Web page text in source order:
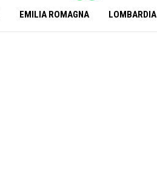
EMILIA ROMAGNA LOMBARDIA